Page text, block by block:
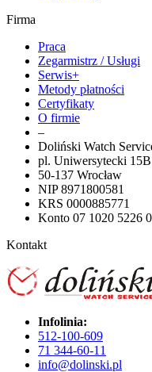
Firma
Praca
Zegarmistrz / Usługi
Serwis+
Metody płatności
Certyfikaty
O firmie
–
Doliński Watch
pl. Uniwersytecki 15B
50-137 Wrocław
NIP 8971800581
KRS 0000885771
Konto 07 1020 5226
Kontakt
Infolinia:
512-100-609
71 344-60-11
info@dolinski.pl